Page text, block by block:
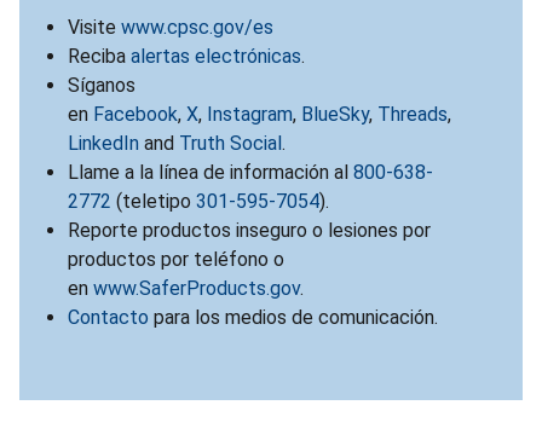
Visite www.cpsc.gov/es
Reciba alertas electrónicas.
Síganos
en Facebook, X, Instagram, BlueSky, Threads,
LinkedIn and Truth Social .
Llame a la línea de información al 800-638-
2772 (teletipo 301-595-7054).
Reporte productos inseguro o lesiones por
productos por teléfono o
en www.SaferProducts.gov.
Contacto para los medios de comunicación.